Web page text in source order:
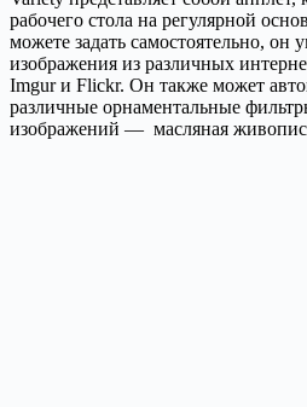
рабочего стола на регулярной
можете задать самостоятельно, он
изображения из различных
Imgur и Flickr. Он также может
различные орнаментальные
изображений — масляная